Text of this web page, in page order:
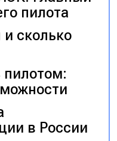
пилота
и сколько
пилотом:
в России